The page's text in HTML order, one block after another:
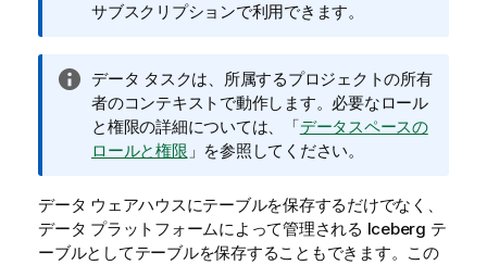
メ
サブスクリプションで利用できます。
情
報
メ
モ
データ タスクは、所属するプロジェクトの所有
者のコンテキストで動作します。必要なロール
と権限の詳細については、「データスペースの
ロールと権限 」を参照してください。
データ ウェアハウスにテーブルを保存するだけでなく、
データ プラットフォームによって管理される Iceberg テ
ーブルとしてテーブルを保存することもできます。この